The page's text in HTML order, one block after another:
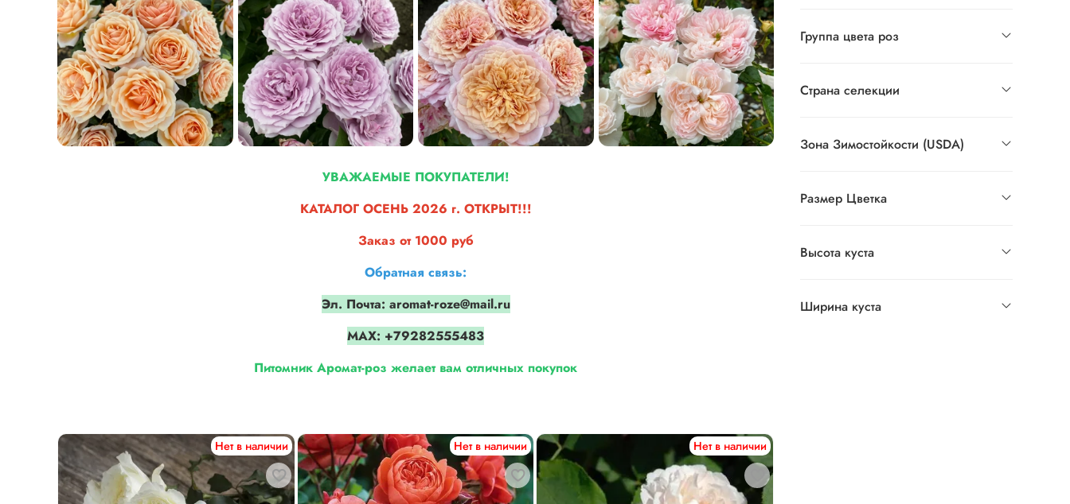
УВАЖАЕМЫЕ ПОКУПАТЕЛИ!
КАТАЛОГ ОСЕНЬ 2026 г. ОТКРЫТ!!!
Заказ от 1000 руб
Обратная связь:
Эл. Почта: aromat-roze@mail.ru
МАХ: +79282555483
Питомник Аромат-роз желает вам отличных покупок
Нет в наличии Нет в наличии Нет в наличии
Группа цвета роз
Страна селекции
Зона Зимостойкости (USDA)
Размер Цветка
Высота куста
Ширина куста